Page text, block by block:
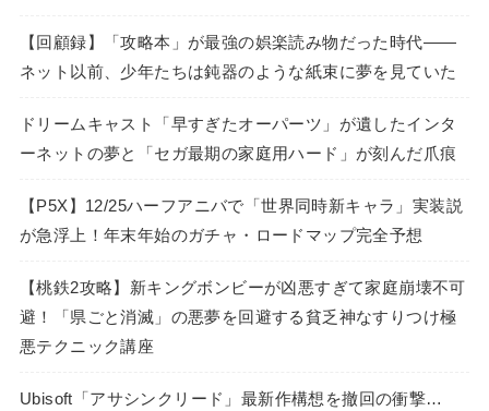
【回顧録】「攻略本」が最強の娯楽読み物だった時代――
ネット以前、少年たちは鈍器のような紙束に夢を見ていた
ドリームキャスト「早すぎたオーパーツ」が遺したインタ
ーネットの夢と「セガ最期の家庭用ハード」が刻んだ爪痕
【P5X】12/25ハーフアニバで「世界同時新キャラ」実装説
が急浮上！年末年始のガチャ・ロードマップ完全予想
【桃鉄2攻略】新キングボンビーが凶悪すぎて家庭崩壊不可
避！「県ごと消滅」の悪夢を回避する貧乏神なすりつけ極
悪テクニック講座
Ubisoft「アサシンクリード」最新作構想を撤回の衝撃…